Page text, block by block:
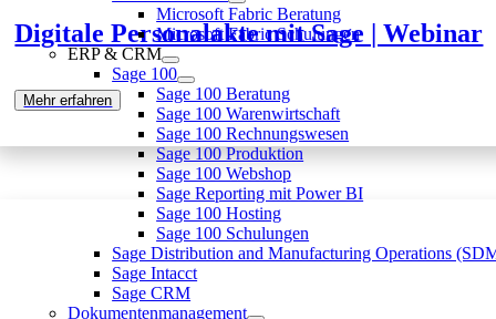
Microsoft Fabric Beratung
Microsoft Fabric Schulungen
ERP & CRM
Sage 100
Sage 100 Beratung
Sage 100 Warenwirtschaft
Sage 100 Rechnungswesen
Sage 100 Produktion
Sage 100 Webshop
Sage Reporting mit Power BI
Sage 100 Hosting
Sage 100 Schulungen
Sage Distribution and Manufacturing Operations
Sage Intacct
Sage CRM
Dokumentenmanagement
Digitale Personalakte mit Sage | Webinar
Mehr erfahren